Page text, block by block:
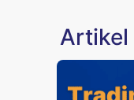
Artikel